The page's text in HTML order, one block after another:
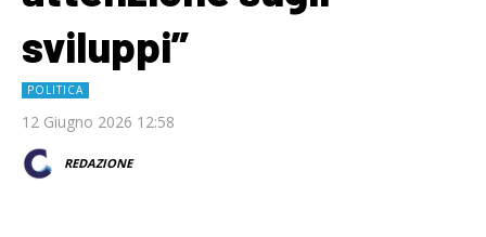
sviluppi”
POLITICA
12 Giugno 2026 12:58
REDAZIONE